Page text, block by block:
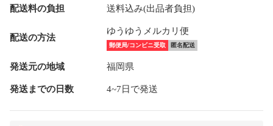
配送料の負担 送料込み(出品者負担)
配送の方法
ゆうゆうメルカリ便
郵便局/コンビニ受取 匿名配送
発送元の地域 福岡県
発送までの日数 4~7日で発送